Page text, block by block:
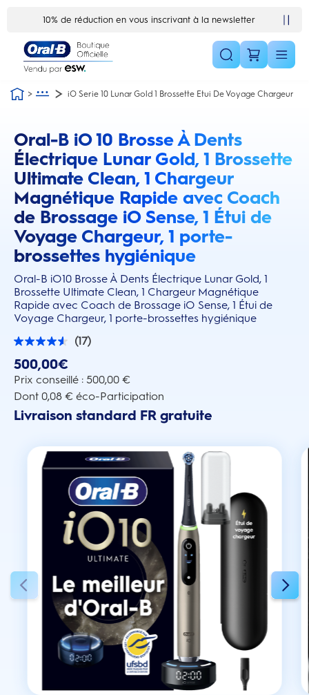
10% de réduction en vous inscrivant à la newsletter
iO Serie 10 Lunar Gold 1 Brossette Etui De Voyage Chargeur
Oral-B iO 10 Brosse À Dents
Électrique Lunar Gold, 1 Brossette
Ultimate Clean, 1 Chargeur
Magnétique Rapide avec Coach
de Brossage iO Sense, 1 Étui de
Voyage Chargeur, 1 porte-
brossettes hygiénique
Oral-B iO10 Brosse À Dents Électrique Lunar Gold, 1
Brossette Ultimate Clean, 1 Chargeur Magnétique
Rapide avec Coach de Brossage iO Sense, 1 Étui de
Voyage Chargeur, 1 porte-brossettes hygiénique
this action will scroll you to the reviews section
(17)
4.6
5
étoiles.
avis
500,00€
Prix conseillé : 500,00 €
Dont 0,08 € éco-Participation
Livraison standard FR gratuite